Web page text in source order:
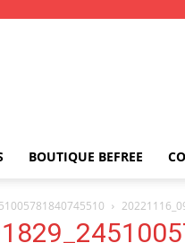
BOUTIQUE BEFREE